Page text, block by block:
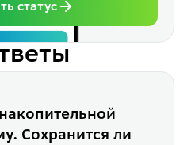
статус
Сохранится ли